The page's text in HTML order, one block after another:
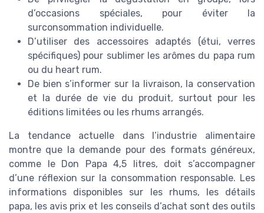
d’occasions spéciales, pour éviter la
surconsommation individuelle.
D’utiliser des accessoires adaptés (étui, verres
spécifiques) pour sublimer les arômes du papa rum
ou du heart rum.
De bien s’informer sur la livraison, la conservation
et la durée de vie du produit, surtout pour les
éditions limitées ou les rhums arrangés.
La tendance actuelle dans l’industrie alimentaire
montre que la demande pour des formats généreux,
comme le Don Papa 4,5 litres, doit s’accompagner
d’une réflexion sur la consommation responsable. Les
informations disponibles sur les rhums, les détails
papa, les avis prix et les conseils d’achat sont des outils